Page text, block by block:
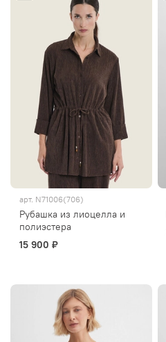
арт. N71006(706)
Рубашка из лиоцелла и
полиэстера
15 900 ₽